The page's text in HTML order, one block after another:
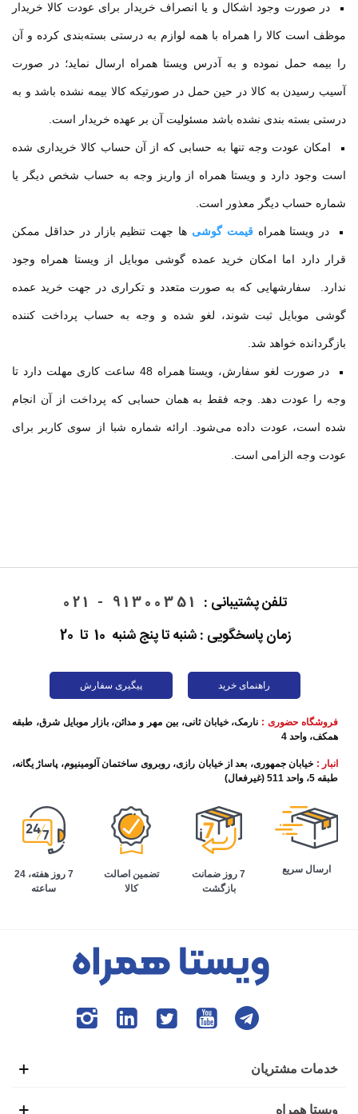
در صورت وجود اشکال و یا انصراف خریدار برای عودت کالا خریدار
موظف است کالا را همراه با همه لوازم به درستی بسته‌بندی کرده و آن
را بیمه حمل نموده و به آدرس ویستا همراه ارسال نماید؛ در صورت
آسیب رسیدن به کالا در حین حمل در صورتیکه کالا بیمه نشده باشد و به
درستی بسته بندی نشده باشد مسئولیت آن بر عهده خریدار است.
امکان عودت وجه تنها به حسابی که از آن حساب کالا خریداری شده
است وجود دارد و ویستا همراه از واریز وجه به حساب شخص دیگر یا
شماره حساب دیگر معذور است.
در ویستا همراهقیمت گوشی ها جهت تنظیم بازار در حداقل ممکن
قرار دارد اما امکان خرید عمده گوشی موبایل از ویستا همراه وجود
ندارد. سفارشهایی که به صورت متعدد و تکراری در جهت خرید عمده
گوشی موبایل ثبت شوند، لغو شده و وجه به حساب پرداخت کننده
بازگردانده خواهد شد.
در صورت لغو سفارش، ویستا همراه 48 ساعت کاری مهلت دارد تا
وجه را عودت دهد. وجه فقط به همان حسابی که پرداخت از آن انجام
شده است، عودت داده می‌شود. ارائه شماره شبا از سوی کاربر برای
عودت وجه الزامی است.
تلفن پشتیبانی : 91300351 - 021
زمان پاسخگویی : شنبه تا پنج شنبه 10 تا 20
راهنمای خرید پیگیری سفارش
فروشگاه حضوری : نارمک، خیابان ثانی، بین مهر و مدائن، بازار موبایل شرق، طبقه
همکف، واحد 4
انبار : خیابان جمهوری، بعد از خیابان رازی، روبروی ساختمان آلومینیوم، پاساژ یگانه،
طبقه 5، واحد 511 (غیرفعال)
ارسال سریع
7 روز ضمانت
بازگشت
تضمین اصالت
کالا
7 روز هفته، 24
ساعته
خدمات مشتریان
ویستا همراه